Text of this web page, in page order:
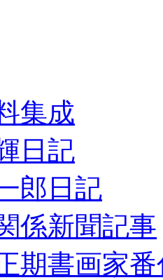
集成
日記
郎日記
係新聞記事
期書画家